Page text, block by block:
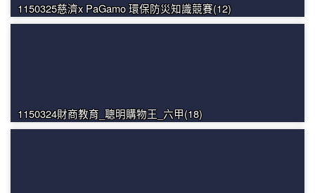
1150325慈濟x PaGamo 環保防災知識競賽(12)
1150324財商教育_聰明購物王_六甲(18)